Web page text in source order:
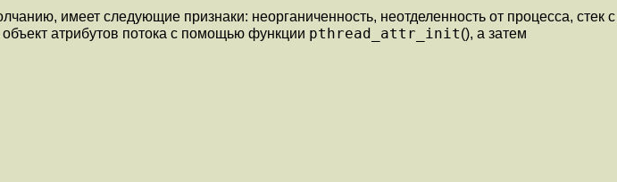
имеет следующие признаки: неорганиченность, неотделенность от процесса, стек с
атрибутов потока с помощью функции pthread_attr_init(), а затем